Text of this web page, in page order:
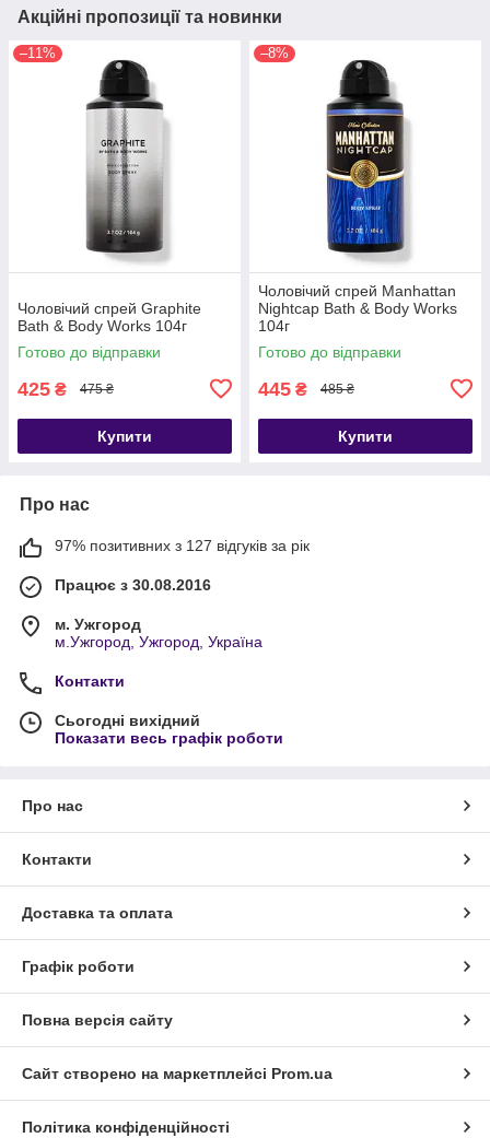
Акційні пропозиції та новинки
–11%
Чоловічий спрей Graphite
Bath & Body Works 104г
Готово до відправки
425 ₴ 475 ₴
Купити
–8%
Чоловічий спрей Manhattan
Nightcap Bath & Body Works
104г
Готово до відправки
445 ₴ 485 ₴
Купити
Про нас
97% позитивних з 127 відгуків за рік
Працює з 30.08.2016
м. Ужгород
м.Ужгород, Ужгород, Україна
Контакти
Сьогодні вихідний
Показати весь графік роботи
Про нас
Контакти
Доставка та оплата
Графік роботи
Повна версія сайту
Сайт створено на маркетплейсі Prom.ua
Політика конфіденційності